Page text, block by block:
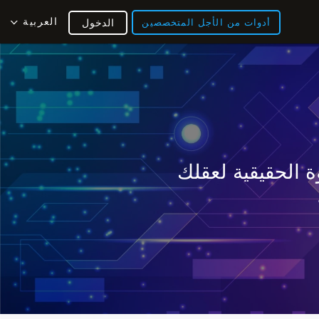
أدوات من الأجل المتخصصين العربية الدخول
الحقيقية لعقلك